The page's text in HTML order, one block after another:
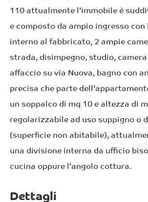
110 attualmente l'immobile è
e composto da ampio ingresso
interno al fabbricato, 2 ampie
strada, disimpegno, studio,
affaccio su via Nuova, bagno con
precisa che parte
un soppalco di mq 10 e altezza di
regolarizzabile ad uso suppigno o
(superficie non abitabile),
una divisione interna da ufficio
cucina oppure l'angolo cottura.
Dettagli